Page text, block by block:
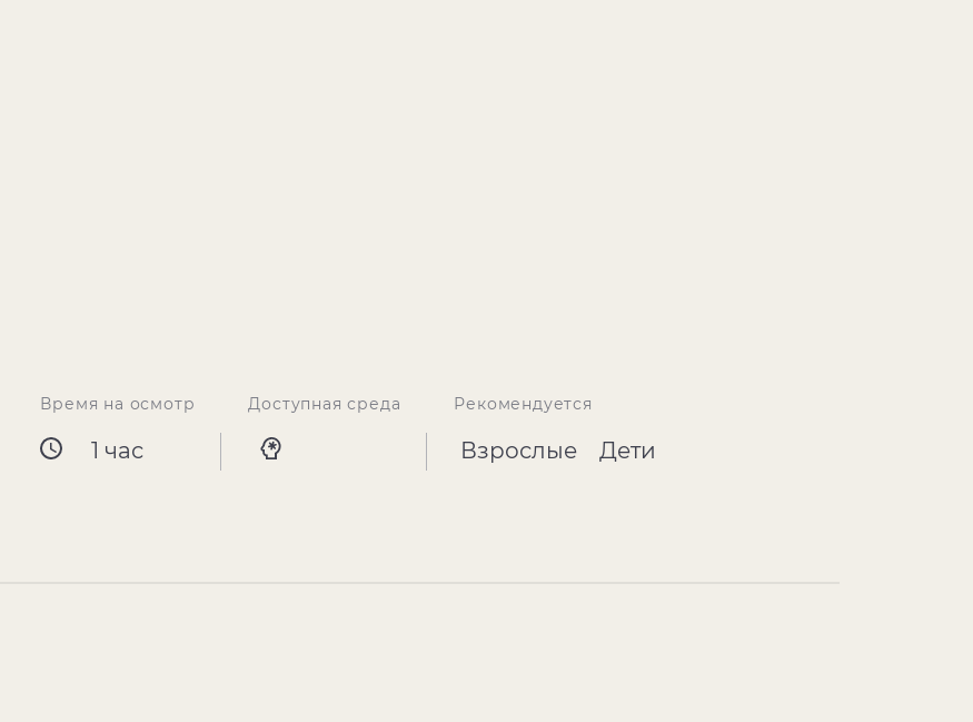
Время на осмотр
1 час
Доступная среда Рекомендуется
Взрослые Дети